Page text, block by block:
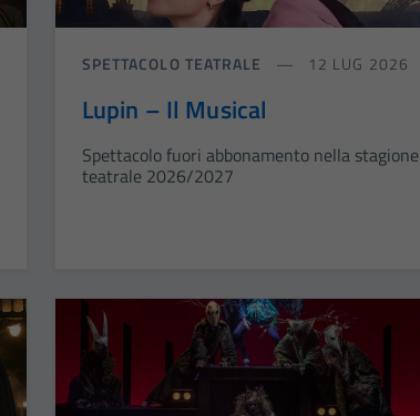
SPETTACOLO TEATRALE 12 LUG 2026
Lupin – Il Musical
Spettacolo fuori abbonamento nella stagione
teatrale 2026/2027